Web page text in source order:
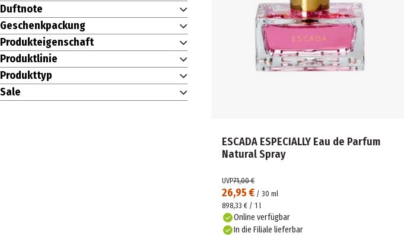
Duftnote
Geschenkpackung
Produkteigenschaft
Produktlinie
Produkttyp
Sale
ESCADA ESPECIALLY Eau de Parfum
Natural Spray
26,95 € / 30 ml
UVP71,00 €
898,33 € / 1 l
Online verfügbar
In die Filiale lieferbar